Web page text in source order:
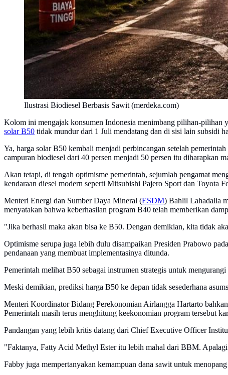
Ilustrasi Biodiesel Berbasis Sawit (merdeka.com)
Kolom ini mengajak konsumen Indonesia menimbang pilihan-pilihan
solar B50 tidak mundur dari 1 Juli mendatang dan di sisi lain subsidi
Ya, harga solar B50 kembali menjadi perbincangan setelah
campuran biodiesel dari 40 persen menjadi 50 persen itu diharapkan
Akan tetapi, di tengah optimisme pemerintah, sejumlah pengamat
kendaraan diesel modern seperti Mitsubishi Pajero Sport dan Toyota
Menteri Energi dan Sumber Daya Mineral (ESDM) Bahlil Lahadalia
menyatakan bahwa keberhasilan program B40 telah memberikan
"Jika berhasil maka akan bisa ke B50. Dengan demikian, kita tidak
Optimisme serupa juga lebih dulu disampaikan Presiden Prabowo
pendanaan yang membuat implementasinya ditunda.
Pemerintah melihat B50 sebagai instrumen strategis untuk
Meski demikian, prediksi harga B50 ke depan tidak sesederhana
Menteri Koordinator Bidang Perekonomian Airlangga Hartarto
Pemerintah masih terus menghitung keekonomian program tersebut
Pandangan yang lebih kritis datang dari Chief Executive Officer
"Faktanya, Fatty Acid Methyl Ester itu lebih mahal dari BBM.
Fabby juga mempertanyakan kemampuan dana sawit untuk